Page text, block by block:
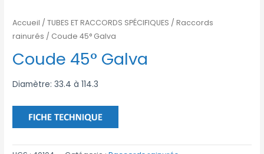
Accueil /TUBES ET RACCORDS SPÉCIFIQUES /Raccords
rainurés / Coude 45° Galva
Coude 45° Galva
Diamètre: 33.4 à 114.3